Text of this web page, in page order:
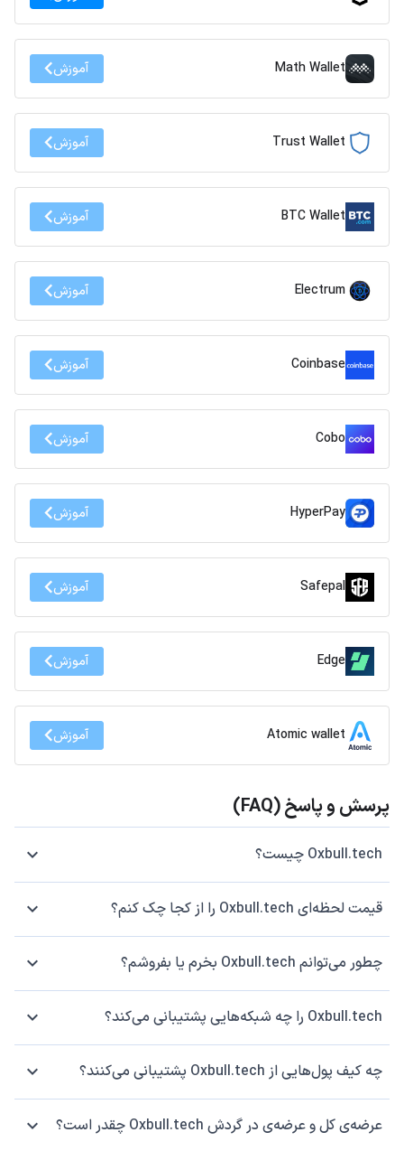
Math Wallet آموزش
Trust Wallet آموزش
BTC Wallet آموزش
Electrum آموزش
Coinbase آموزش
Cobo آموزش
HyperPay آموزش
Safepal آموزش
Edge آموزش
Atomic wallet آموزش
پرسش و پاسخ (FAQ)
Oxbull.tech چیست؟
قیمت لحظه‌ای Oxbull.tech را از کجا چک کنم؟
چطور می‌توانم Oxbull.tech بخرم یا بفروشم؟
Oxbull.tech را چه شبکه‌هایی پشتیبانی می‌کند؟
چه کیف پول‌هایی از Oxbull.tech پشتیبانی می‌کنند؟
عرضه‌ی کل و عرضه‌ی در گردش Oxbull.tech چقدر است؟